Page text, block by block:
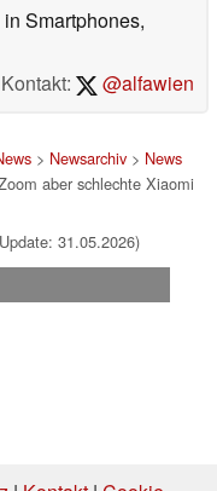
Smartphones,
Kontakt:
@alfawien
> Newsarchiv> News
aber schlechte Xiaomi
31.05.2026)